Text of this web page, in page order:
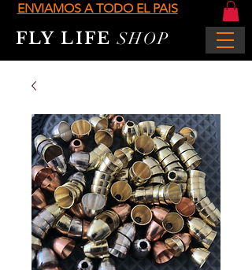
ENVIAMOS A TODO EL PAIS
FLY LIFESHOP